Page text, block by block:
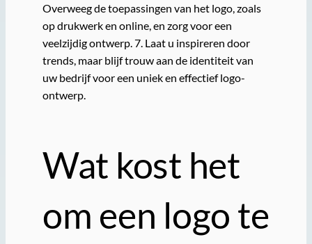
Overweeg de toepassingen van het logo, zoals
op drukwerk en online, en zorg voor een
veelzijdig ontwerp. 7. Laat u inspireren door
trends, maar blijf trouw aan de identiteit van
uw bedrijf voor een uniek en effectief logo-
ontwerp.
Wat kost het
om een logo te